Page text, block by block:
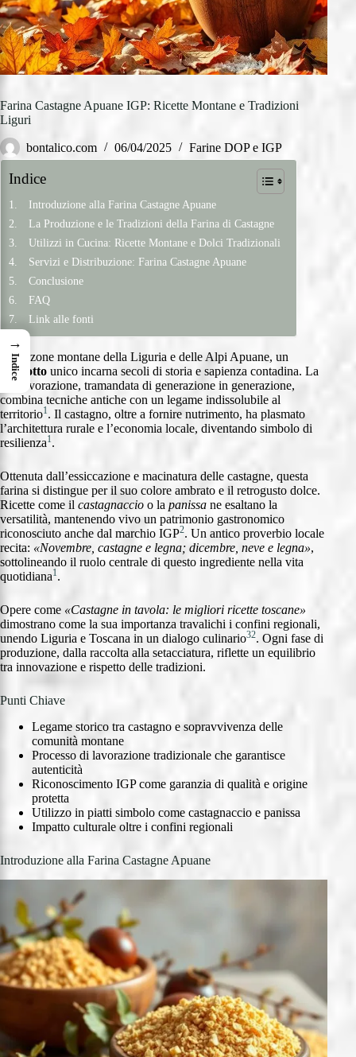
Farina Castagne Apuane IGP: Ricette Montane e Tradizioni
Liguri
bontalico.com 06/04/2025 Farine DOP e IGP
Indice
Introduzione alla Farina Castagne Apuane
La Produzione e le Tradizioni della Farina di Castagne
Utilizzi in Cucina: Ricette Montane e Dolci Tradizionali
Servizi e Distribuzione: Farina Castagne Apuane
Conclusione
FAQ
Link alle fonti
Nelle zone montane della Liguria e delle Alpi Apuane, un
prodotto unico incarna secoli di storia e sapienza contadina. La
sua lavorazione, tramandata di generazione in generazione,
combina tecniche antiche con un legame indissolubile al
territorio1. Il castagno, oltre a fornire nutrimento, ha plasmato
l’architettura rurale e l’economia locale, diventando simbolo di
resilienza1.
Ottenuta dall’essiccazione e macinatura delle castagne, questa
farina si distingue per il suo colore ambrato e il retrogusto dolce.
Ricette come il castagnaccio o la panissa ne esaltano la
versatilità, mantenendo vivo un patrimonio gastronomico
riconosciuto anche dal marchio IGP2. Un antico proverbio locale
recita: «Novembre, castagne e legna; dicembre, neve e legna»,
sottolineando il ruolo centrale di questo ingrediente nella vita
quotidiana1.
Opere come «Castagne in tavola: le migliori ricette toscane»
dimostrano come la sua importanza travalichi i confini regionali,
unendo Liguria e Toscana in un dialogo culinario32. Ogni fase di
produzione, dalla raccolta alla setacciatura, riflette un equilibrio
tra innovazione e rispetto delle tradizioni.
Punti Chiave
Legame storico tra castagno e sopravvivenza delle
comunità montane
Processo di lavorazione tradizionale che garantisce
autenticità
Riconoscimento IGP come garanzia di qualità e origine
protetta
Utilizzo in piatti simbolo come castagnaccio e panissa
Impatto culturale oltre i confini regionali
Introduzione alla Farina Castagne Apuane
→
Indice